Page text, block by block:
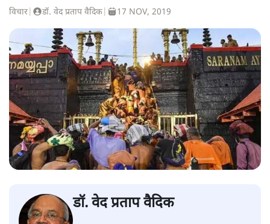
विचार डॉ. वेद प्रताप वैदिक 17 NOV, 2019
डॉ. वेद प्रताप वैदिक